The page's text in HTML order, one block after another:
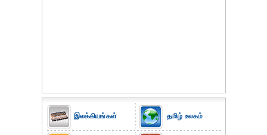
இலக்கியங்கள் தமிழ் உலகம்